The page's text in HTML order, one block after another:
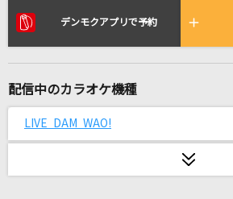
リアルタイムで歌われている
[生音]HOT LIMIT
流転の花
デンモクアプリで予約
配信中のカラオケ機種
LIVE DAM WAO!